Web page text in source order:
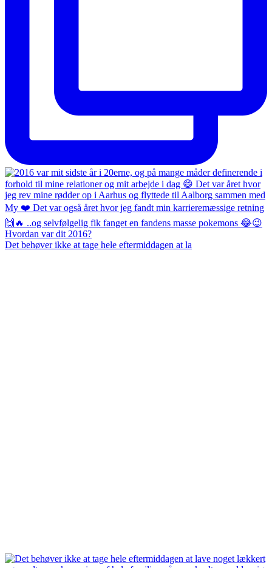
Det behøver ikke at tage hele eftermiddagen at la